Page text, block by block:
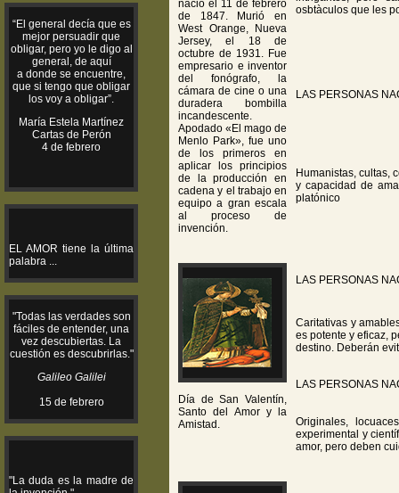
“El general decía que es
mejor persuadir que
obligar, pero yo le digo al
general, de aquí
a donde se encuentre,
que si tengo que obligar
los voy a obligar”.
María Estela Martínez
Cartas de Perón
4 de febrero
EL AMOR tiene la última
palabra ...
"Todas las verdades son
fáciles de entender, una
vez descubiertas. La
cuestión es descubrirlas."
Galileo Galilei
15 de febrero
"La duda es la madre de
nació el 11 de febrero
de 1847. Murió en
West Orange, Nueva
Jersey, el 18 de
octubre de 1931. Fue
empresario e inventor
del fonógrafo, la
cámara de cine o una
duradera bombilla
incandescente.
Apodado «El mago de
Menlo Park», fue uno
de los primeros en
aplicar los principios
de la producción en
cadena y el trabajo en
equipo a gran escala
al proceso de
invención.
osbtàculos que les
LAS PERSONAS
Humanistas, cultas,
y capacidad de
platónico
Día de San Valentín,
Santo del Amor y la
Amistad.
LAS PERSONAS
Caritativas y
es potente y eficaz,
destino. Deberán
LAS PERSONAS
Originales,
experimental y
amor, pero deben